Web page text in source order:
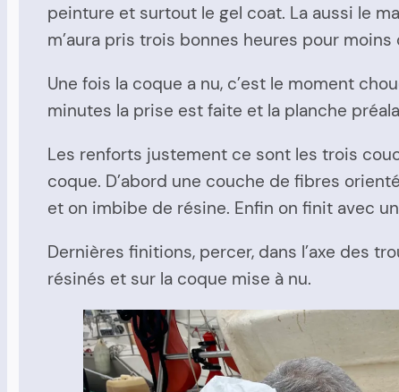
peinture et surtout le gel coat. La aussi le
m’aura pris trois bonnes heures pour moins
Une fois la coque a nu, c’est le moment
minutes la prise est faite et la planche
Les renforts justement ce sont les trois
coque. D’abord une couche de fibres
et on imbibe de résine. Enfin on finit avec
Dernières finitions, percer, dans l’axe des
résinés et sur la coque mise à nu.